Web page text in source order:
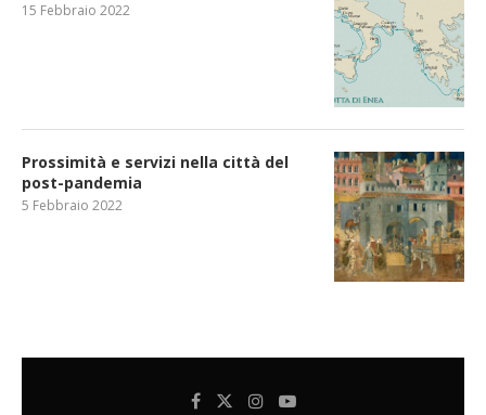
15 Febbraio 2022
Prossimità e servizi nella città del
post-pandemia
5 Febbraio 2022